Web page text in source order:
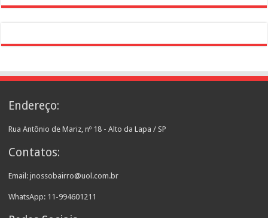
Endereço:
Rua Antônio de Mariz, nº 18 - Alto da Lapa / SP
Contatos:
Email: jnossobairro@uol.com.br
WhatsApp: 11-994601211